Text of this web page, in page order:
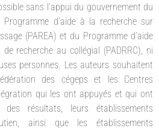
sans l’appui du gouvernement du
Programme d’aide à la recherche sur
(PAREA) et du Programme d’aide
recherche au collégial (PADRRC), ni
personnes. Les auteurs souhaitent
des cégeps et les Centres
qui les ont appuyés et qui ont
résultats, leurs établissements
ainsi que les établissements